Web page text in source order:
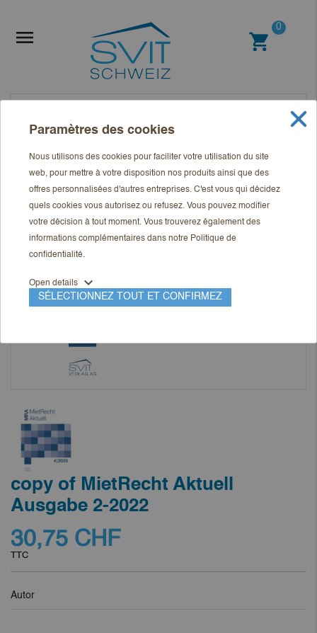
 shopping_cart
0
copy of MietRecht Aktuell
Ausgabe 2-2022
30,75 CHF
TTC
Autor
Paramètres des cookies
Nous utilisons des cookies pour faciliter votre utilisation du site
web, pour mettre à votre disposition nos produits ainsi que des
offres personnalisées d'autres entreprises. C'est vous qui décidez
quels cookies vous autorisez ou refusez. Vous pouvez modifier
votre décision à tout moment. Vous trouverez également des
informations complémentaires dans notre Politique de
confidentialité.
Open details expand_more
SÉLECTIONNEZ TOUT ET CONFIRMEZ